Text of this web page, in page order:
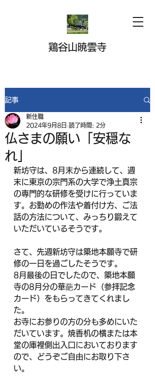
鶏谷山暁雲寺
記事
仏さまの願い「安穏な
れ」
新住職
2024年9月8日 読了時間: 2分
新坊守は、8月末から連続して、週
末に東京の宗門系の大学で浄土真宗
の専門的な研修を受けに行っていま
す。お勤めの作法や着付け方、ご法
話の方法について、みっちり鍛えて
いただいているそうです。
さて、先週新坊守は築地本願寺で研
修の一日を過ごしたそうです。
8月最後の日でしたので、築地本願
寺の8月分の華葩カード（参拝記念
カード）をもらってきてくれまし
た。
お寺にお参りの方の分も多めにいた
だいています。焼香机の横または本
堂の庫裡側出入口においております
ので、どうぞご自由にお取り下さ
い。